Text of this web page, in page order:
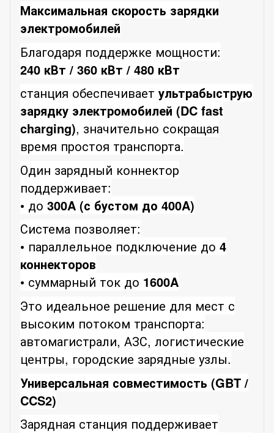
Максимальная скорость зарядки
электромобилей
Благодаря поддержке мощности:
240 кВт / 360 кВт / 480 кВт
станция обеспечивает ультрабыструю
зарядку электромобилей (DC fast
charging), значительно сокращая
время простоя транспорта.
Один зарядный коннектор
поддерживает:
• до 300A (с бустом до 400A)
Система позволяет:
• параллельное подключение до 4
коннекторов
• суммарный ток до 1600A
Это идеальное решение для мест с
высоким потоком транспорта:
автомагистрали, АЗС, логистические
центры, городские зарядные узлы.
Универсальная совместимость (GBT /
CCS2)
Зарядная станция поддерживает